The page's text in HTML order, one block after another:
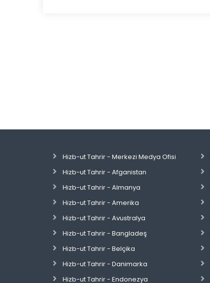
Hizb-ut Tahrir - Merkezi Medya Ofisi
Hizb-ut Tahrir - Afganistan
Hizb-ut Tahrir - Almanya
Hizb-ut Tahrir - Amerika
Hizb-ut Tahrir - Avustralya
Hizb-ut Tahrir - Bangladeş
Hizb-ut Tahrir - Belçika
Hizb-ut Tahrir - Danimarka
Hizb-ut Tahrir - Endonezya